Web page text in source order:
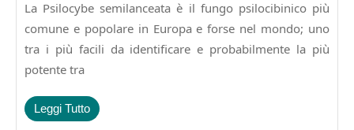
etnomicologia
della
psylocibe
semilanceata.
Pagine
136,
€
12,00
2024
La Psilocybe semilanceata è il fungo psilocibinico più
comune e popolare in Europa e forse nel mondo; uno
tra i più facili da identificare e probabilmente la più
potente tra
Leggi TuttoLeggi
Tutto